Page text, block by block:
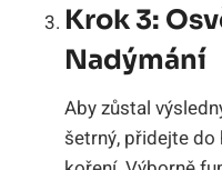
Krok 3:
Nadýmání
Aby zůstal
šetrný, přidejte do